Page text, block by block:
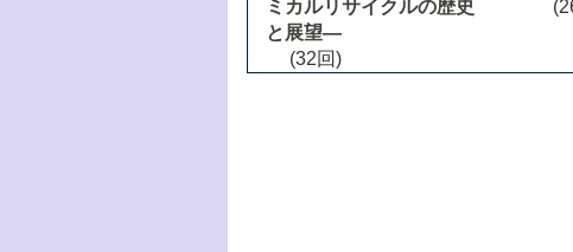
ミカルリサイクルの歴史
と展望―
(32回)